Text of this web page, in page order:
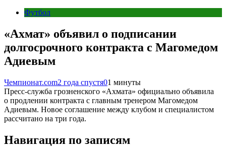
Футбол
«Ахмат» объявил о подписании
долгосрочного контракта с Магомедом
Адиевым
Чемпионат.com2 года спустя01 минуты
Пресс-служба грозненского «Ахмата» официально объявила
о продлении контракта с главным тренером Магомедом
Адиевым. Новое соглашение между клубом и специалистом
рассчитано на три года.
Навигация по записям